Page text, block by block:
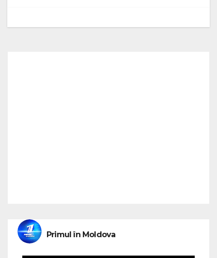
Primul în Moldova